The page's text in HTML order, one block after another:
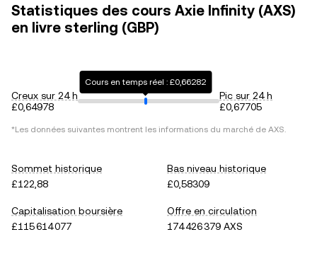
Statistiques des cours Axie Infinity (AXS)
en livre sterling (GBP)
Creux sur 24 h
£0,64978
Cours en temps réel : £0,66282
Pic sur 24 h
£0,67705
*Les données suivantes montrent les informations du marché de AXS.
Sommet historique
£122,88
Bas niveau historique
£0,58309
Capitalisation boursière
£115 614 077
Offre en circulation
174 426 379 AXS